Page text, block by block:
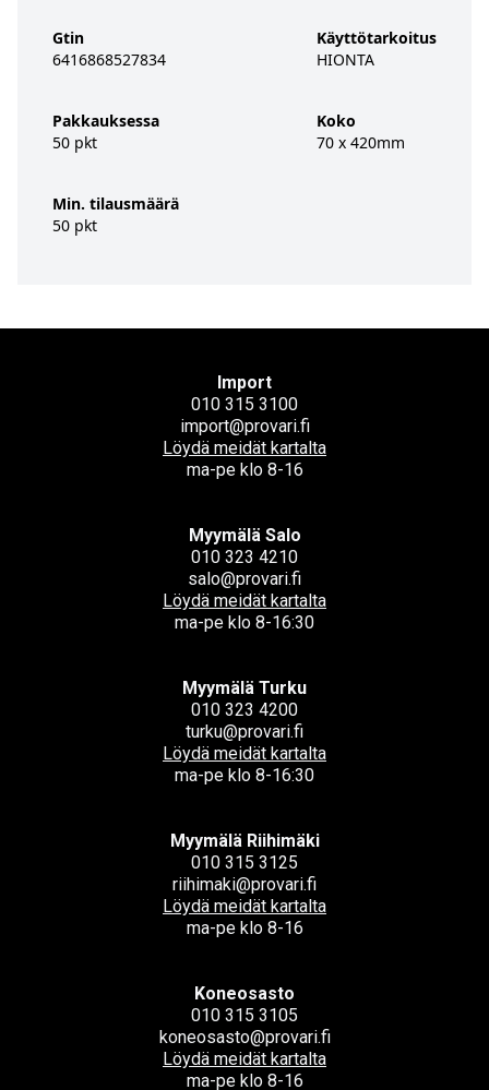
Gtin
6416868527834
Pakkauksessa
50 pkt
Min. tilausmäärä
50 pkt
Käyttötarkoitus
HIONTA
Koko
70 x 420mm
Import
010 315 3100
import@provari.fi
Löydä meidät kartalta
ma-pe klo 8-16
Myymälä Salo
010 323 4210
salo@provari.fi
Löydä meidät kartalta
ma-pe klo 8-16:30
Myymälä Turku
010 323 4200
turku@provari.fi
Löydä meidät kartalta
ma-pe klo 8-16:30
Myymälä Riihimäki
010 315 3125
riihimaki@provari.fi
Löydä meidät kartalta
ma-pe klo 8-16
Koneosasto
010 315 3105
koneosasto@provari.fi
Löydä meidät kartalta
ma-pe klo 8-16